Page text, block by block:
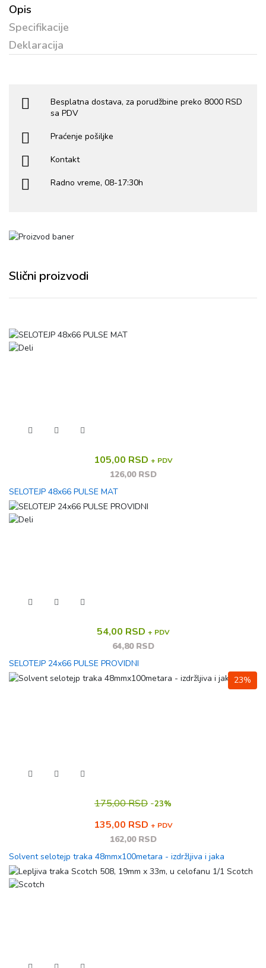
Opis
Specifikacije
Deklaracija
Besplatna dostava, za porudžbine preko 8000 RSD
sa PDV
Praćenje pošiljke
Kontakt
Radno vreme, 08-17:30h
Slični proizvodi
105,00 RSD + PDV
126,00 RSD
SELOTEJP 48x66 PULSE MAT
54,00 RSD + PDV
64,80 RSD
SELOTEJP 24x66 PULSE PROVIDNI
23%
175,00 RSD -23%
135,00 RSD + PDV
162,00 RSD
Solvent selotejp traka 48mmx100metara - izdržljiva i jaka